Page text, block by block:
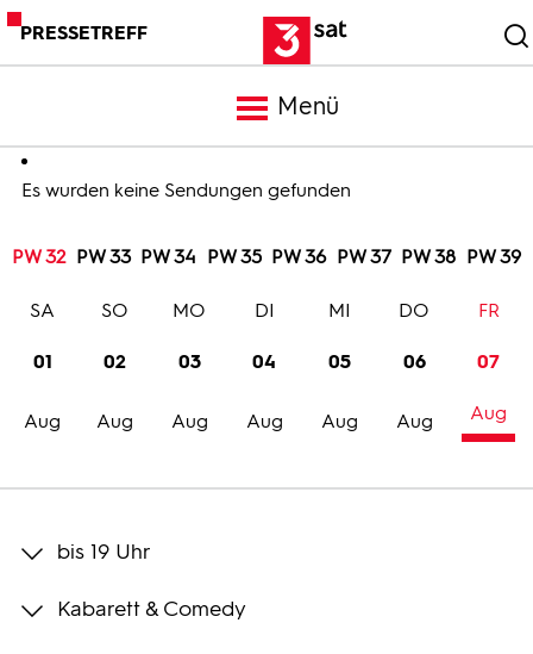
PRESSETREFF
Menü
Meldungen
Programm
Trailer
Bilder
Es wurden keine Sendungen gefunden
PW 32 PW 33 PW 34 PW 35 PW 36 PW 37 PW 38 PW 39
01
Aug
SA
02
Aug
SO
03
Aug
MO
04
Aug
DI
05
Aug
MI
06
Aug
DO
07
Aug
FR
bis 19 Uhr
Kabarett & Comedy